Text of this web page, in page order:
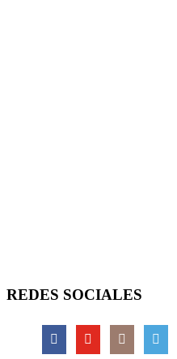
REDES SOCIALES